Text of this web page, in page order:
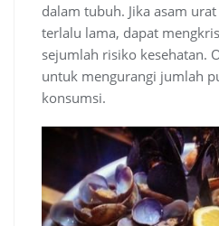
dalam tubuh. Jika asam
terlalu lama, dapat
sejumlah risiko kesehatan.
untuk mengurangi jumlah
konsumsi.